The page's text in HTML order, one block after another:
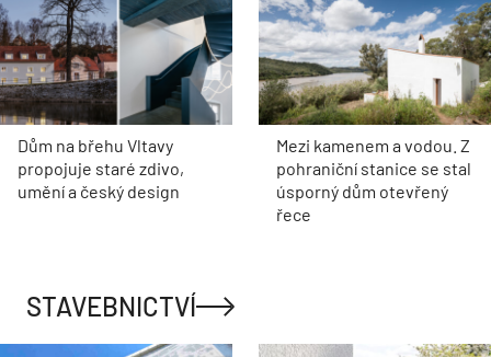
Dům na břehu Vltavy
propojuje staré zdivo,
umění a český design
Mezi kamenem a vodou. Z
pohraniční stanice se stal
úsporný dům otevřený
řece
STAVEBNICTVÍ